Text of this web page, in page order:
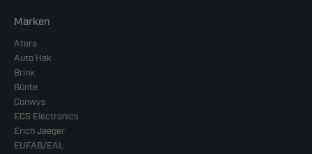
Marken
Atera
Auto Hak
Brink
Bünte
Conwys
ECS Electronics
Erich Jaeger
EUFAB/EAL